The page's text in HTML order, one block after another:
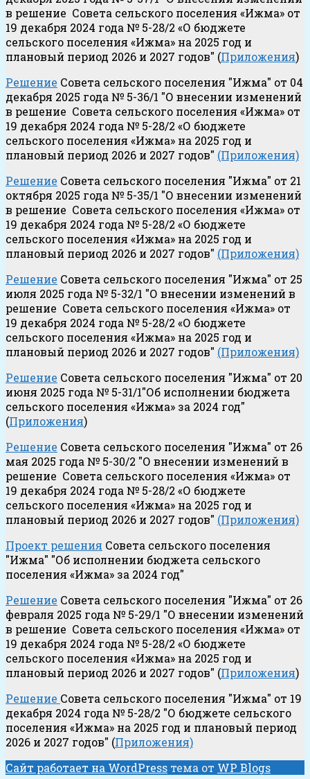
в решение Совета сельского поселения «Ижма» от
19 декабря 2024 года № 5-28/2 «О бюджете
сельского поселения «Ижма» на 2025 год и
плановый период 2026 и 2027 годов" (Приложения)
Решение Совета сельского поселения "Ижма" от 04
декабря 2025 года № 5-36/1 "О внесении изменений
в решение Совета сельского поселения «Ижма» от
19 декабря 2024 года № 5-28/2 «О бюджете
сельского поселения «Ижма» на 2025 год и
плановый период 2026 и 2027 годов" (Приложения)
Решение Совета сельского поселения "Ижма" от 21
октября 2025 года № 5-35/1 "О внесении изменений
в решение Совета сельского поселения «Ижма» от
19 декабря 2024 года № 5-28/2 «О бюджете
сельского поселения «Ижма» на 2025 год и
плановый период 2026 и 2027 годов" (Приложения)
Решение Совета сельского поселения "Ижма" от 25
июля 2025 года № 5-32/1 "О внесении изменений в
решение Совета сельского поселения «Ижма» от
19 декабря 2024 года № 5-28/2 «О бюджете
сельского поселения «Ижма» на 2025 год и
плановый период 2026 и 2027 годов" (Приложения)
Решение Совета сельского поселения "Ижма" от 20
июня 2025 года № 5-31/1"Об исполнении бюджета
сельского поселения «Ижма» за 2024 год"
(Приложения)
Решение Совета сельского поселения "Ижма" от 26
мая 2025 года № 5-30/2 "О внесении изменений в
решение Совета сельского поселения «Ижма» от
19 декабря 2024 года № 5-28/2 «О бюджете
сельского поселения «Ижма» на 2025 год и
плановый период 2026 и 2027 годов" (Приложения)
Проект решения Совета сельского поселения
"Ижма" "Об исполнении бюджета сельского
поселения «Ижма» за 2024 год"
Решение Совета сельского поселения "Ижма" от 26
февраля 2025 года № 5-29/1 "О внесении изменений
в решение Совета сельского поселения «Ижма» от
19 декабря 2024 года № 5-28/2 «О бюджете
сельского поселения «Ижма» на 2025 год и
плановый период 2026 и 2027 годов" (Приложения)
Решение Совета сельского поселения "Ижма" от 19
декабря 2024 года № 5-28/2 "О бюджете сельского
поселения «Ижма» на 2025 год и плановый период
2026 и 2027 годов" (Приложения)
Сайт работает на WordPress тема от WP Blogs